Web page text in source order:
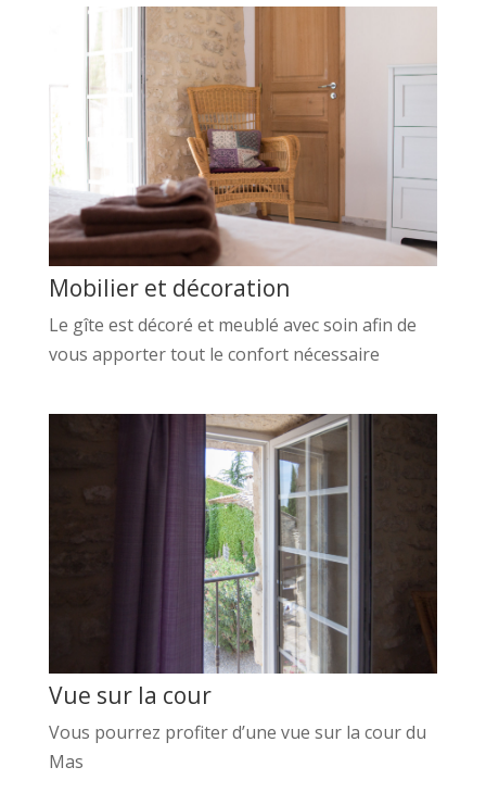
Mobilier et décoration
Le gîte est décoré et meublé avec soin afin de
vous apporter tout le confort nécessaire
Vue sur la cour
Vous pourrez profiter d’une vue sur la cour du
Mas